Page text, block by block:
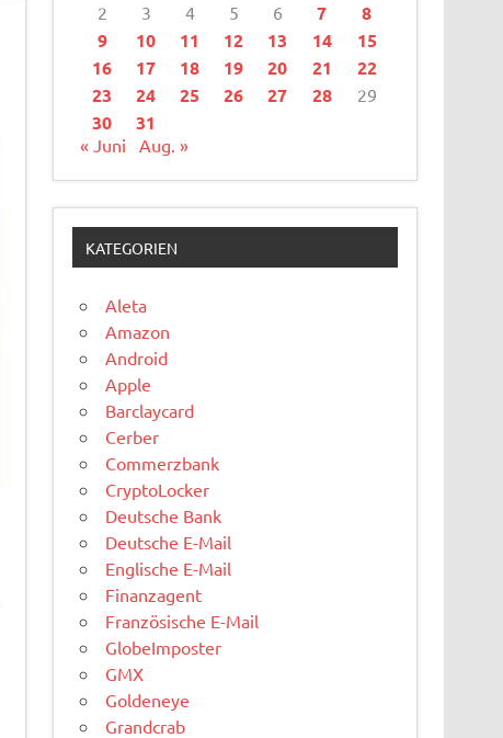
2
3 4 5 6 7
8
9
10 11 12 13 14
15
16
17 18 19 20 21
22
23
24 25 26 27 28 29
30 31
« Juni Aug. »
KATEGORIEN
Aleta
Amazon
Android
Apple
Barclaycard
Cerber
Commerzbank
CryptoLocker
Deutsche Bank
Deutsche E-Mail
Englische E-Mail
Finanzagent
Französische E-Mail
GlobeImposter
GMX
Goldeneye
Grandcrab